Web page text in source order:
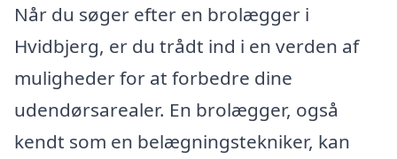
Når du søger efter en brolægger i
Hvidbjerg, er du trådt ind i en verden af
muligheder for at forbedre dine
udendørsarealer. En brolægger, også
kendt som en belægningstekniker, kan